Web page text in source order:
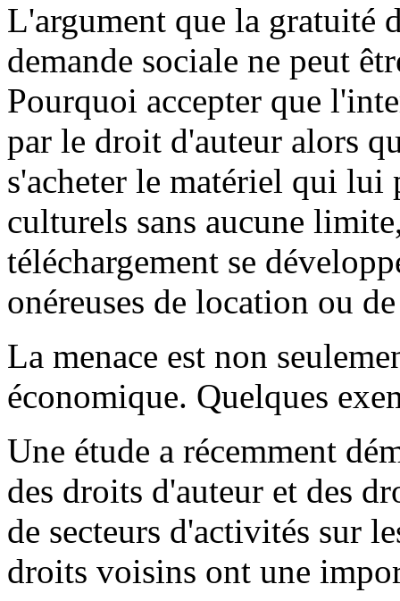
L'argument que la gratuité
demande sociale ne peut
Pourquoi accepter que
par le droit d'auteur alors
s'acheter le matériel qui lui
culturels sans aucune
téléchargement se
onéreuses de location ou
La menace est non
économique. Quelques
Une étude a récemment
des droits d'auteur et des
de secteurs d'activités sur
droits voisins ont une